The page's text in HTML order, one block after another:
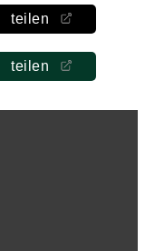
teilen
teilen